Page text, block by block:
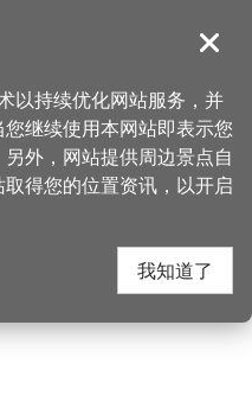
導覽
旅馆
馆 周边店
关闭
以持续优化网站服务，并
继续使用本网站即表示您
外，网站提供周边景点自
得您的位置资讯，以开启
我知道了